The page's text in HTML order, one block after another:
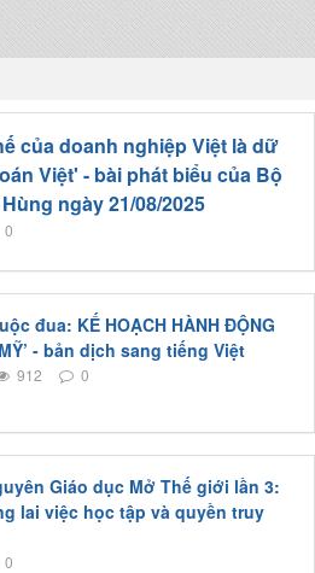
của doanh nghiệp Việt là dữ
Việt' - bài phát biểu của Bộ
ngày 21/08/2025
0
đua: KẾ HOẠCH HÀNH ĐỘNG
- bản dịch sang tiếng Việt
912 0
Giáo dục Mở Thế giới lần 3:
lai việc học tập và quyền truy
0